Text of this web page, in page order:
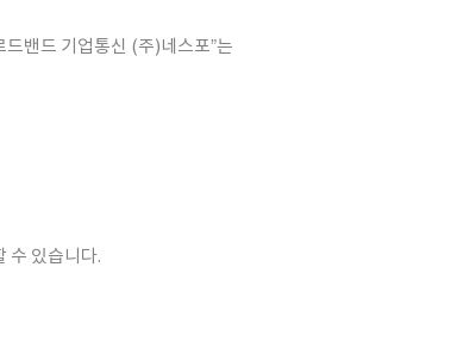
밴드 기업통신 (주)네스포”는
수 있습니다.